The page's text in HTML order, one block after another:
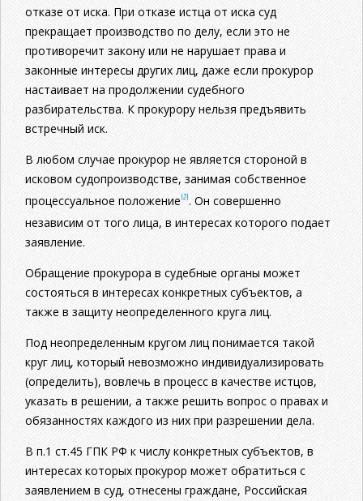
отказе от иска. При отказе истца от иска суд
прекращает производство по делу, если это не
противоречит закону или не нарушает права и
законные интересы других лиц, даже если прокурор
настаивает на продолжении судебного
разбирательства. К прокурору нельзя предъявить
встречный иск.
В любом случае прокурор не является стороной в
исковом судопроизводстве, занимая собственное
процессуальное положение [5]. Он совершенно
независим от того лица, в интересах которого подает
заявление.
Обращение прокурора в судебные органы может
состояться в интересах конкретных субъектов, а
также в защиту неопределенного круга лиц.
Под неопределенным кругом лиц понимается такой
круг лиц, который невозможно индивидуализировать
(определить), вовлечь в процесс в качестве истцов,
указать в решении, а также решить вопрос о правах и
обязанностях каждого из них при разрешении дела.
В п.1 ст.45 ГПК РФ к числу конкретных субъектов, в
инте­ресах которых прокурор может обратиться с
заявлением в суд, отнесены граждане, Российская